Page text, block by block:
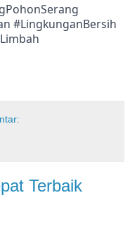
#LingkunganBersih
Terbaik